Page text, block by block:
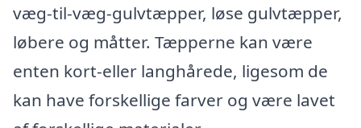
væg-til-væg-gulvtæpper, løse gulvtæpper,
løbere og måtter. Tæpperne kan være
enten kort-eller langhårede, ligesom de
kan have forskellige farver og være lavet